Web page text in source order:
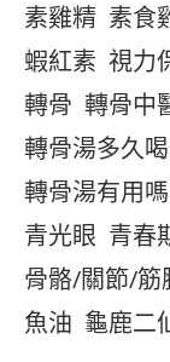
素雞精 素食
蝦紅素 視力
轉骨 轉骨中
轉骨湯多久
轉骨湯有用嗎
青光眼 青春
骨骼/關節/筋
魚油 龜鹿二